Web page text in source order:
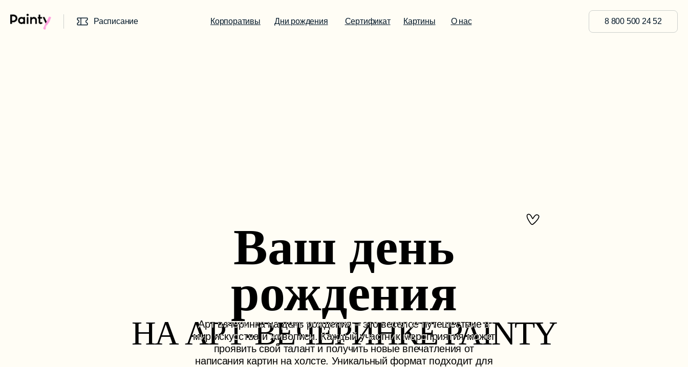
8 800 500 24 52
О нас
Картины
Сертификат
Корпоративы Дни рождения
Расписание
Арт вечеринка на день рождения – это веселое путешествие в
мир искусства и живописи. Каждый участник мероприятия может
проявить свой талант и получить новые впечатления от
написания картин на холсте. Уникальный формат подходит для
Ваш день
рождения
НА АРТ-ВЕЧЕРИНКЕ PAINTY